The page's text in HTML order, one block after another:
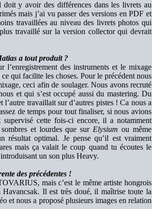
doit y avoir des différences dans les livrets au
mais j’ai vu passer des versions en PDF et
travaillées au niveau des livrets photos qui
travaillé sur la version collector qui devrait
a tout produit ?
des instruments et le mixage
qui facilite les choses. Pour le précédent nous
ceci afin de soulager. Nous avons recruté
et qui s’est occupé aussi du mastering. Du
travaillait sur d’autres pistes ! Ca nous a
de temps pour tout finaliser, si nous avions
cette fois-ci encore, il a notamment
et lourdes que sur Elysium ou même
résultat optimal. Je pense qu’il est vraiment
mais ça valait le coup quand tu écoutes le
un son plus Heavy.
des précédentes !
mais c’est le même artiste hongrois
Il est très doué, il maîtrise toute la
et nous a proposé plusieurs images en relation